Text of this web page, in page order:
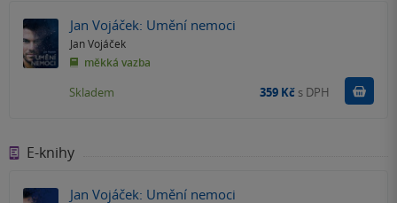
Jan Vojáček: Umění nemoci
Jan Vojáček
měkká vazba
Skladem 359 Kč s DPH
E-knihy
Jan Vojáček: Umění nemoci